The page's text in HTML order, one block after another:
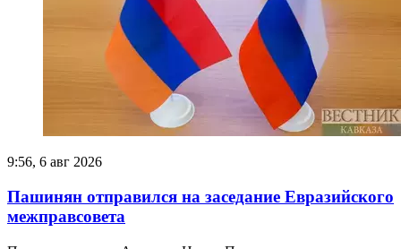
9:56, 6 авг 2026
Пашинян отправился на заседание Евразийского
межправсовета